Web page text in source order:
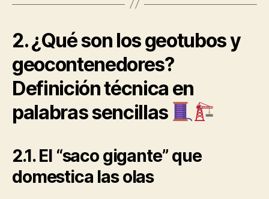
2. ¿Qué son los geotubos y
geocontenedores?
Definición técnica en
palabras sencillas
2.1. El “saco gigante” que
domestica las olas